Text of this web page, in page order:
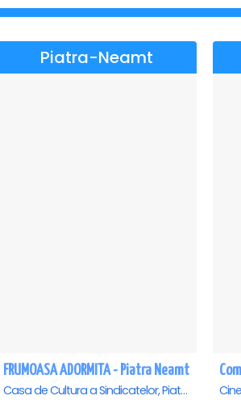
Piatra-Neamt
FRUMOASA ADORMITA - Piatra Neamt
Casa de Cultura a Sindicatelor, Piatra-Neamt